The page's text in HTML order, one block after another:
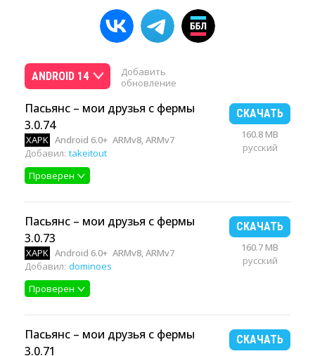
ANDROID 14
Добавить
обновление
Пасьянс – мои друзья с фермы
3.0.74
XAPK Android 6.0+ ARMv8, ARMv7
Добавил: takeitout
Проверен
СКАЧАТЬ
160.8 MB
русский
Пасьянс – мои друзья с фермы
3.0.73
XAPK Android 6.0+ ARMv8, ARMv7
Добавил: dominoes
Проверен
СКАЧАТЬ
160.7 MB
русский
Пасьянс – мои друзья с фермы
3.0.71
СКАЧАТЬ